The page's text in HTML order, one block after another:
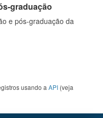
graduação
e pós-graduação da
usando a API (veja